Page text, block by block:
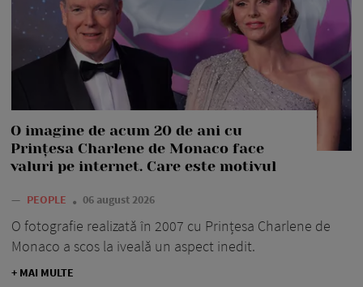
O imagine de acum 20 de ani cu
Prințesa Charlene de Monaco face
valuri pe internet. Care este motivul
— PEOPLE 06 august 2026
O fotografie realizată în 2007 cu Prințesa Charlene de
Monaco a scos la iveală un aspect inedit.
+ MAI MULTE